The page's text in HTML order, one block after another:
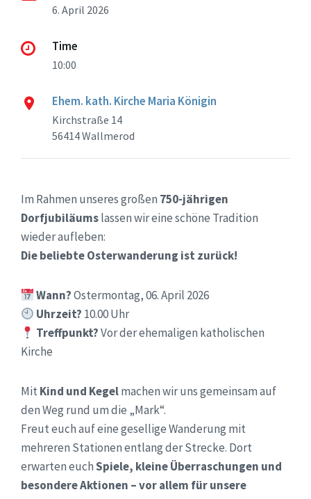
6. April 2026
Time
10:00
Ehem. kath. Kirche Maria Königin
Kirchstraße 14
56414 Wallmerod
Im Rahmen unseres großen 750-jährigen
Dorfjubiläumslassen wir eine schöne Tradition
wieder aufleben:
Die beliebte Osterwanderung ist zurück!
Wann?Ostermontag, 06. April 2026
Uhrzeit? 10.00 Uhr
Treffpunkt?Vor der ehemaligen katholischen
Kirche
Mit Kind und Kegelmachen wir uns gemeinsam auf
den Weg rund um die „Mark“.
Freut euch auf eine gesellige Wanderung mit
mehreren Stationen entlang der Strecke. Dort
erwarten euchSpiele, kleine Überraschungen und
besondere Aktionen – vor allem für unsere